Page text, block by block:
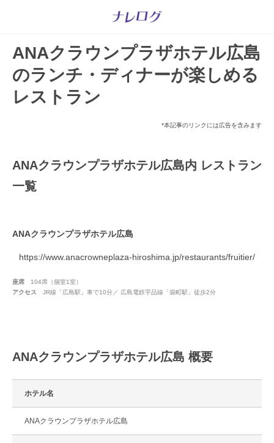
ANAクラウンプラザホテル広島
のランチ・ディナーが楽しめる
レストラン
*本記事のリンクには広告を含みます
ANAクラウンプラザホテル広島内 レストラン
一覧
ANAクラウンプラザホテル広島
https://www.anacrowneplaza-hiroshima.jp/restaurants/fruitier/
座席 104席（個室1室）
アクセス JR線「広島駅」車で10分／ 広島電鉄宇品線「袋町駅」徒歩2分
ANAクラウンプラザホテル広島 概要
ホテル名
ANAクラウンプラザホテル広島